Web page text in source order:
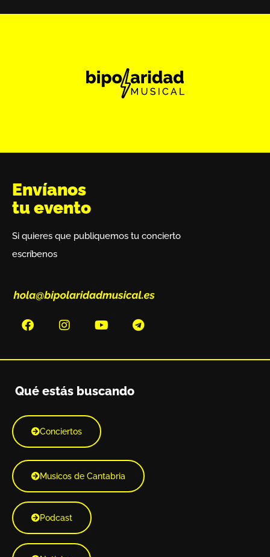
Envíanos
tu evento
Si quieres que publiquemos tu concierto
escríbenos
Qué estás buscando
Conciertos
Musicos de Cantabria
Podcast